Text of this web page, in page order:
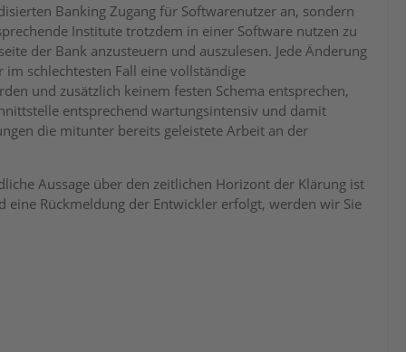
Banking Zugang für Softwarenutzer an, sondern
Institute trotzdem in einer Software nutzen zu
der Bank anzusteuern und auszulesen. Jede Änderung
schlechtesten Fall eine vollständige
und zusätzlich keinem festen Schema entsprechen,
entsprechend wartungsintensiv und damit
die mitunter bereits geleistete Arbeit an der
Aussage über den zeitlichen Horizont der Klärung ist
eine Rückmeldung der Entwickler erfolgt, werden wir Sie